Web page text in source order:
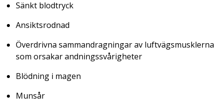
Sänkt blodtryck
Ansiktsrodnad
Överdrivna sammandragningar av luftvägsmusklerna
som orsakar andningssvårigheter
Blödning i magen
Munsår